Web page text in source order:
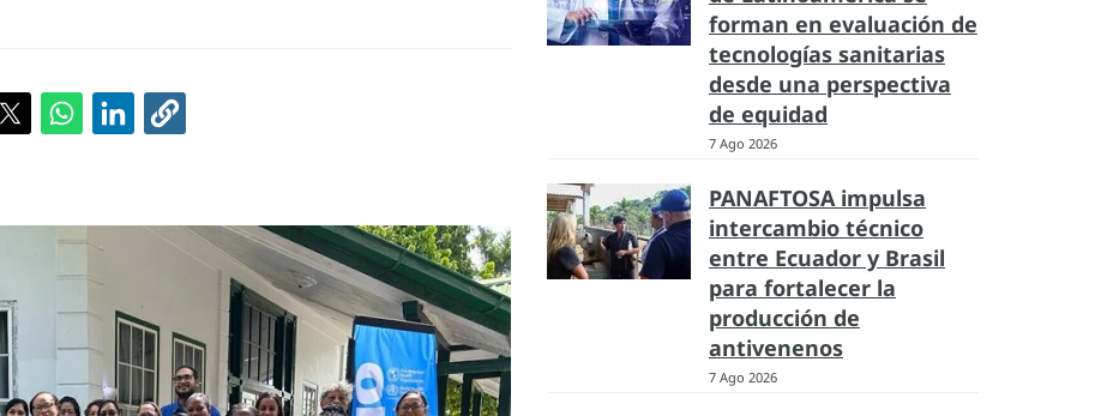
forman en evaluación de
tecnologías sanitarias
desde una perspectiva
de equidad
7 Ago 2026
PANAFTOSA impulsa
intercambio técnico
entre Ecuador y Brasil
para fortalecer la
producción de
antivenenos
7 Ago 2026